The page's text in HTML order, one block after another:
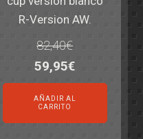
R-Version AW.
82,40€
El
precio
original
era:
59,95€El
precio
es:
AÑADIR AL
CARRITO